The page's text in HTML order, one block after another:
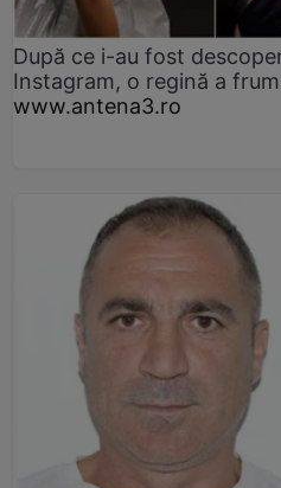
După ce i-au fost
Instagram, o regină a
www.antena3.ro